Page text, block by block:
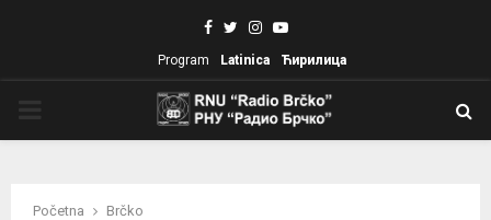
Facebook
TwitterInstagram
Youtube
Program Latinica Ћирилица
Početna
Brčko